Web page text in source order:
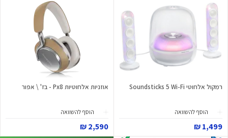
רמקול אלחוטי Soundsticks 5 Wi-Fi
הוסף להשוואה
1,499 ₪
אוזניות אלחוטיות Px8 - בז' \ אפור
הוסף להשוואה
2,590 ₪